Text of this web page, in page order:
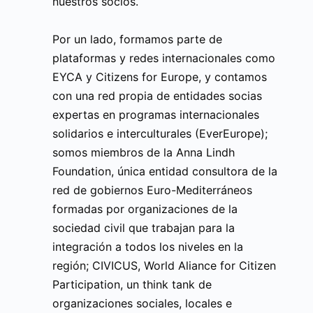
Por un lado, formamos parte de
plataformas y redes internacionales como
EYCA y Citizens for Europe, y contamos
con una red propia de entidades socias
expertas en programas internacionales
solidarios e interculturales (EverEurope);
somos miembros de la Anna Lindh
Foundation, única entidad consultora de la
red de gobiernos Euro-Mediterráneos
formadas por organizaciones de la
sociedad civil que trabajan para la
integración a todos los niveles en la
región; CIVICUS, World Aliance for Citizen
Participation, un think tank de
organizaciones sociales, locales e